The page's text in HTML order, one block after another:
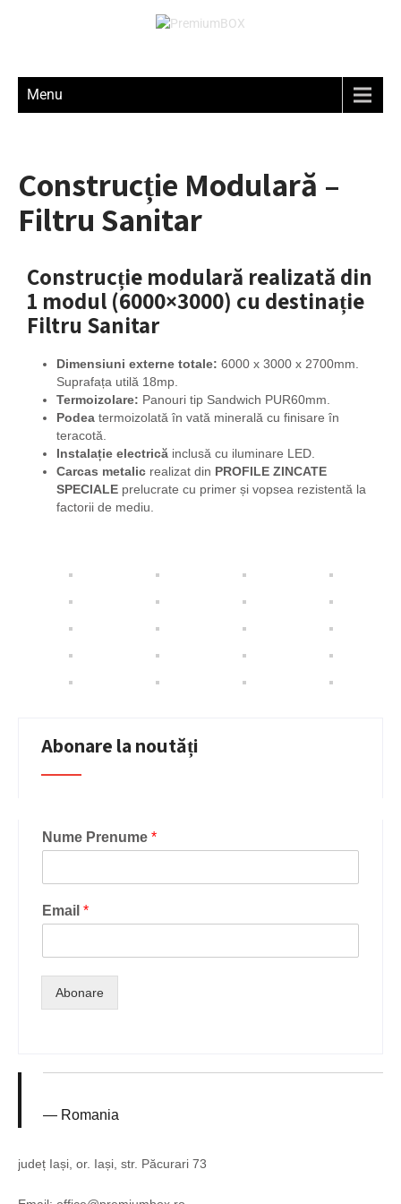
Menu
Construcție Modulară –
Filtru Sanitar
Construcție modulară realizată din
1 modul (6000×3000) cu destinație
Filtru Sanitar
Dimensiuni externe totale: 6000 x 3000 x 2700mm.
Suprafața utilă 18mp.
Termoizolare: Panouri tip Sandwich PUR60mm.
Podeatermoizolată în vată minerală cu finisare în
teracotă.
Instalație electricăinclusă cu iluminare LED.
Carcas metalicrealizat din PROFILE ZINCATE
SPECIALEprelucrate cu primer și vopsea rezistentă la
factorii de mediu.
Abonare la noutăți
Nume Prenume *
Email *
Abonare
Romania
județ Iași, or. Iași, str. Păcurari 73